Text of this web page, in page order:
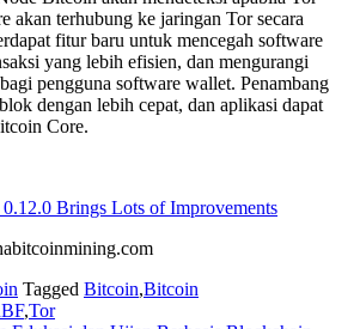
akan terhubung ke jaringan Tor secara
fitur baru untuk mencegah software
yang lebih efisien, dan mengurangi
pengguna software wallet. Penambang
dengan lebih cepat, dan aplikasi dapat
Core.
Brings Lots of Improvements
Tagged Bitcoin,Bitcoin
,Tor